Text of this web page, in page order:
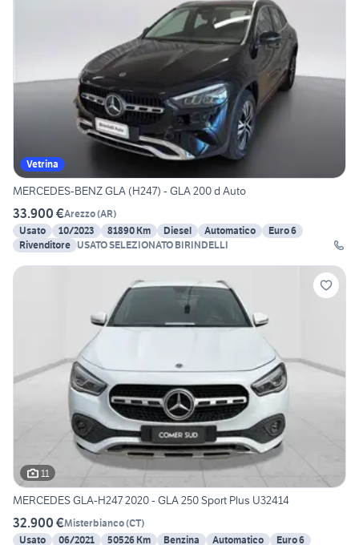
Vetrina
MERCEDES-BENZ GLA (H247) - GLA 200 d Auto
33.900 €Arezzo(AR)
Usato
10/2023 81890 Km Diesel Automatico
Euro 6
Rivenditore USATO SELEZIONATO BIRINDELLI
11
MERCEDES GLA-H247 2020 - GLA 250 Sport Plus U32414
32.900 €Misterbianco(CT)
Usato
06/2021 50526 Km Benzina Automatico Euro 6